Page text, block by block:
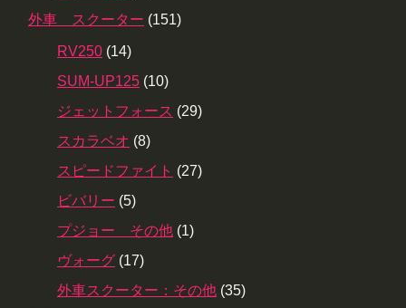
外車 スクーター (151)
RV250 (14)
SUM-UP125 (10)
ジェットフォース (29)
スカラベオ (8)
スピードファイト (27)
ビバリー (5)
プジョー その他 (1)
ヴォーグ (17)
外車スクーター：その他 (35)